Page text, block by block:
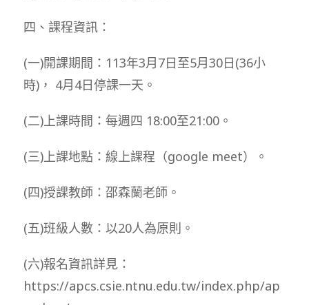
四、課程資訊：
(一)開課期間：113年3月7日至5月30日(36小
時)， 4月4日停課一天。
(二)上課時間：每週四 18:00至21:00。
(三)上課地點：線上課程（google meet）。
(四)授課教師：邵森蘭老師。
(五)班級人數：以20人為原則。
(六)報名資訊詳見：
https://apcs.csie.ntnu.edu.tw/index.php/ap